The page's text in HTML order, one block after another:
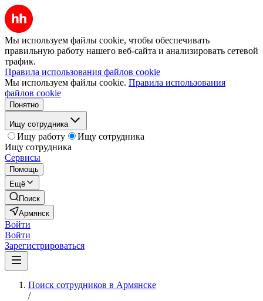
Мы используем файлы cookie, чтобы обеспечивать
правильную работу нашего веб-сайта и анализировать сетевой
трафик.
Правила использования файлов cookie
Мы используем файлы cookie. Правила использования
файлов cookie
Понятно
Ищу сотрудника
Ищу работу
Ищу сотрудника
Ищу сотрудника
Сервисы
Помощь
Ещё
Поиск
Армянск
Войти
Войти
Зарегистрироваться
Поиск сотрудников в Армянске
/